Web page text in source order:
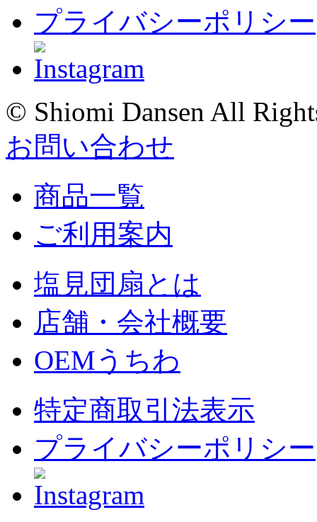
プライバシーポリシー
© Shiomi Dansen All
お問い合わせ
商品一覧
ご利用案内
塩見団扇とは
店舗・会社概要
OEMうちわ
特定商取引法表示
プライバシーポリシー